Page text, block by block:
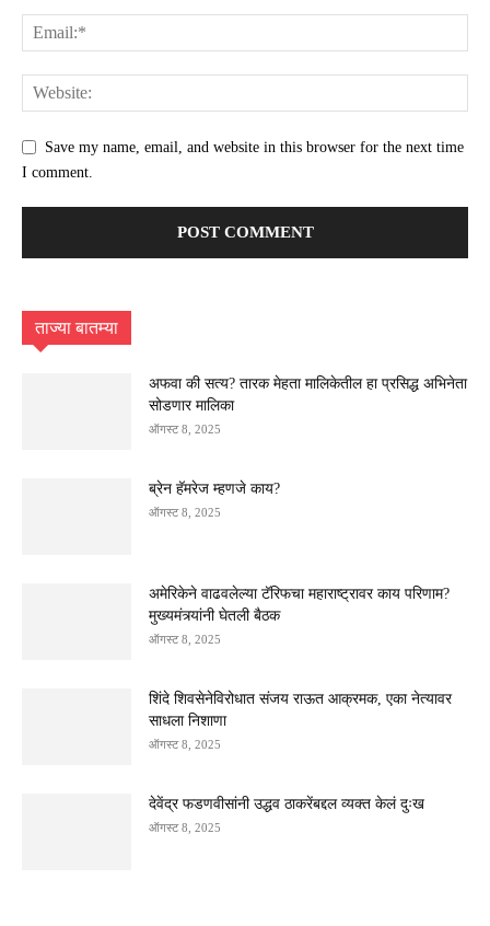
Save my name, email, and website in this browser for the next time
I comment.
ताज्या बातम्या
अफवा की सत्य? तारक मेहता मालिकेतील हा प्रसिद्ध अभिनेता
सोडणार मालिका
ऑगस्ट 8, 2025
ब्रेन हॅमरेज म्हणजे काय?
ऑगस्ट 8, 2025
अमेरिकेने वाढवलेल्या टॅरिफचा महाराष्ट्रावर काय परिणाम?
मुख्यमंत्र्यांनी घेतली बैठक
ऑगस्ट 8, 2025
शिंदे शिवसेनेविरोधात संजय राऊत आक्रमक, एका नेत्यावर
साधला निशाणा
ऑगस्ट 8, 2025
देवेंद्र फडणवीसांनी उद्धव ठाकरेंबद्दल व्यक्त केलं दुःख
ऑगस्ट 8, 2025